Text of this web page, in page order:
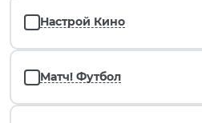
Настрой Кино
Матч! Футбол